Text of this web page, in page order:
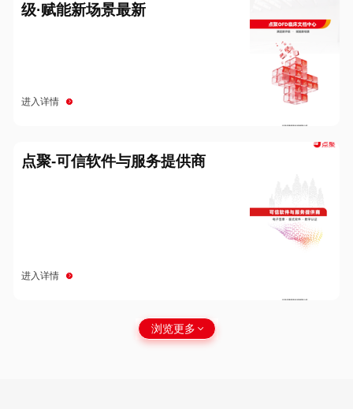
级·赋能新场景最新
进入详情
点聚-可信软件与服务提供商
进入详情
浏览更多